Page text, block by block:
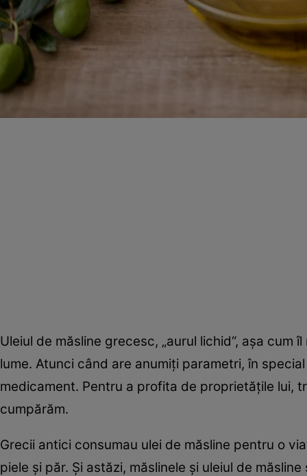
Uleiul de măsline grecesc, „aurul lichid“, aşa cum
lume. Atunci când are anumiţi parametri, în
medicament. Pentru a profita de proprietăţile lui,
cumpărăm.
Grecii antici consumau ulei de măsline pentru o
piele şi păr. Şi astăzi, măslinele şi uleiul de